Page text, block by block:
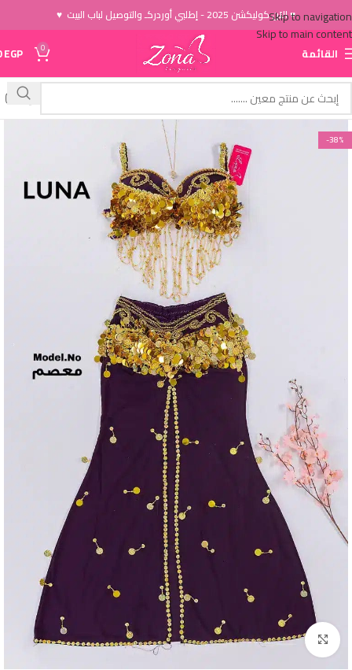
Skip to navigation
Skip to main content
♥ الاَن كوليكشن 2025 - إطلبي أوردركـ والتوصيل لباب البيت ♥
القائمة 0
EGP
-38%
Click to enlarge